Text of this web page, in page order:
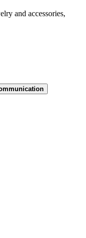
and accessories,